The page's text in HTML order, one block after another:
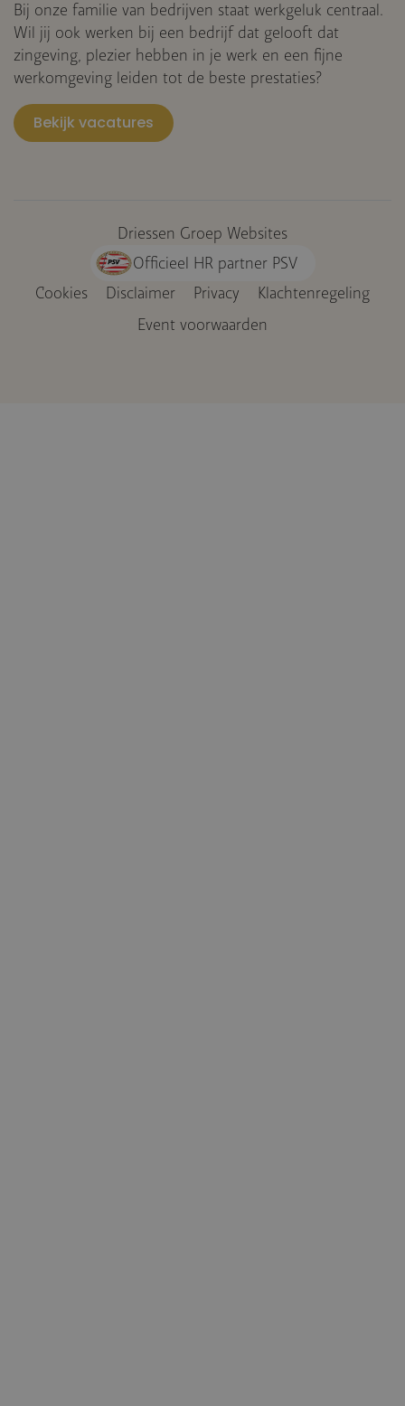
Bij onze familie van bedrijven staat werkgeluk centraal.
Wil jij ook werken bij een bedrijf dat gelooft dat
zingeving, plezier hebben in je werk en een fijne
werkomgeving leiden tot de beste prestaties?
Bekijk vacatures
Driessen Groep Websites
Officieel HR partner PSV
Cookies Disclaimer Privacy
Klachtenregeling
Event voorwaarden